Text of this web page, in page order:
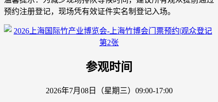
预约注册登记，现场凭有效证件实名制登记入场。
参观时间
2026年7月08日（星期三）09:00-17:00